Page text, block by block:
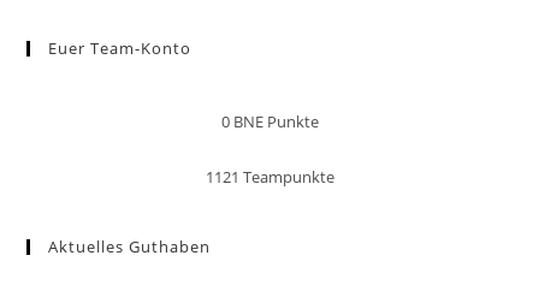
Euer Team-Konto
0 BNE Punkte
1121 Teampunkte
Aktuelles Guthaben